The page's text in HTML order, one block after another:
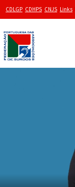
CDLGP CDHPS CNJS Links